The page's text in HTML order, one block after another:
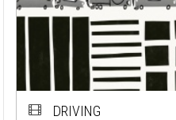
DRIVING